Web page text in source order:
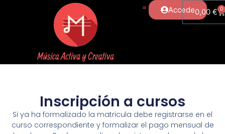
Accede0,00 € 0
Inscripción a cursos
Si ya ha formalizado la matricula debe registrarse en el
curso correspondiente y formalizar el pago mensual de